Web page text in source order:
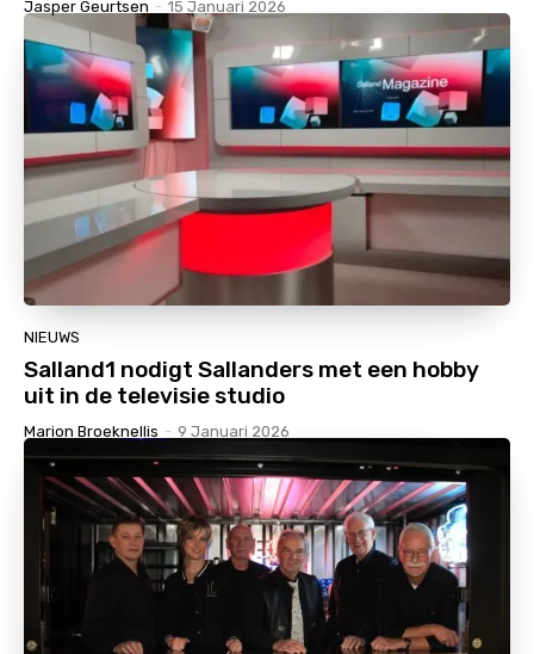
Jasper Geurtsen - 15 Januari 2026
NIEUWS
Salland1 nodigt Sallanders met een hobby
uit in de televisie studio
Marion Broeknellis - 9 Januari 2026